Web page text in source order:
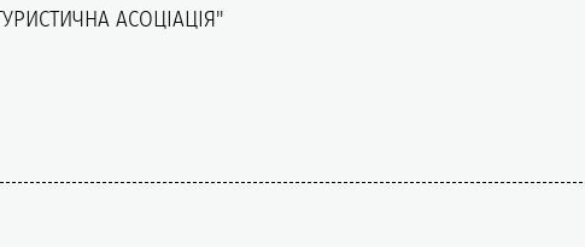
АСОЦІАЦІЯ"